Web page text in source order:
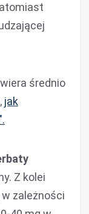
średnio
jak
Z kolei
w zależności